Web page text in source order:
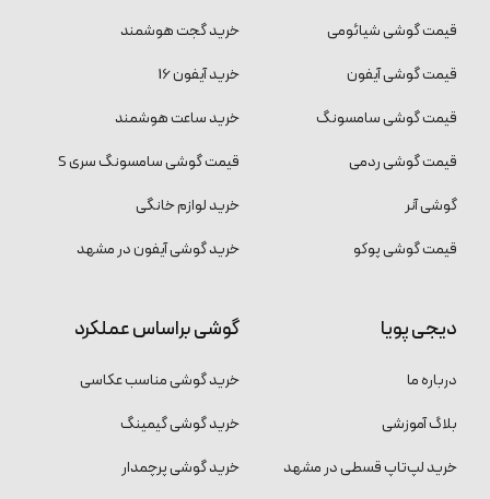
قیمت گوشی شیائومی
قیمت گوشی آیفون
قیمت گوشی سامسونگ
قیمت گوشی ردمی
گوشی آنر
قیمت گوشی پوکو
خرید گجت هوشمند
خرید آیفون 16
خرید ساعت هوشمند
قیمت گوشی سامسونگ سری S
خرید لوازم خانگی
خرید گوشی آیفون در مشهد
دیجی پویا
درباره ما
بلاگ آموزشی
خرید لپ‌تاپ قسطی در مشهد
گوشی براساس عملکرد
خرید گوشی مناسب عکاسی
خرید گوشی گیمینگ
خرید گوشی پرچمدار